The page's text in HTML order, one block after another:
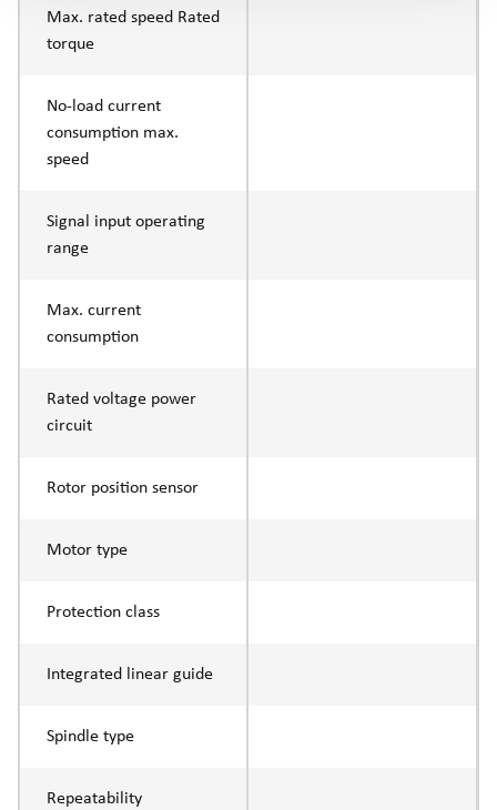
Max. rated speed Rated
torque
No-load current
consumption max.
speed
Signal input operating
range
Max. current
consumption
Rated voltage power
circuit
Rotor position sensor
Motor type
Protection class
Integrated linear guide
Spindle type
Repeatability